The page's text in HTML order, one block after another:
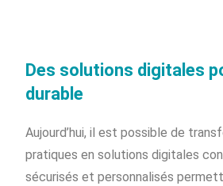
Des solutions digitales
durable
Aujourd’hui, il est possible de
pratiques en solutions digitales
sécurisés et personnalisés